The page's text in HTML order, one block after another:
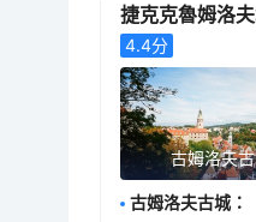
捷克克魯姆洛
4.4分
古姆洛夫
古姆洛夫古城：